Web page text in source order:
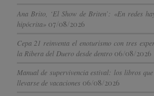
Ana Brito, ‘El Show de Briten’: «En redes
hipócrita» 07/08/2026
Cepa 21 reinventa el enoturismo con tres
la Ribera del Duero desde dentro 06/08/2026
Manual de supervivencia estival: los libros
llevarse de vacaciones 06/08/2026